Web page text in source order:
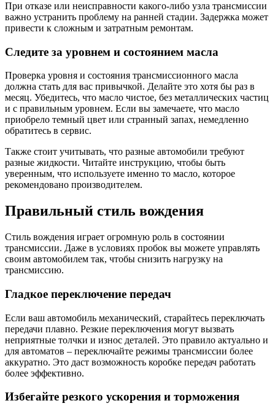
При отказе или неисправности какого-либо узла трансмиссии
важно устранить проблему на ранней стадии. Задержка может
привести к сложным и затратным ремонтам.
Следите за уровнем и состоянием масла
Проверка уровня и состояния трансмиссионного масла
должна стать для вас привычкой. Делайте это хотя бы раз в
месяц. Убедитесь, что масло чистое, без металлических частиц
и с правильным уровнем. Если вы замечаете, что масло
приобрело темный цвет или странный запах, немедленно
обратитесь в сервис.
Также стоит учитывать, что разные автомобили требуют
разные жидкости. Читайте инструкцию, чтобы быть
уверенным, что используете именно то масло, которое
рекомендовано производителем.
Правильный стиль вождения
Стиль вождения играет огромную роль в состоянии
трансмиссии. Даже в условиях пробок вы можете управлять
своим автомобилем так, чтобы снизить нагрузку на
трансмиссию.
Гладкое переключение передач
Если ваш автомобиль механический, старайтесь переключать
передачи плавно. Резкие переключения могут вызвать
неприятные толчки и износ деталей. Это правило актуально и
для автоматов – переключайте режимы трансмиссии более
аккуратно. Это даст возможность коробке передач работать
более эффективно.
Избегайте резкого ускорения и торможения